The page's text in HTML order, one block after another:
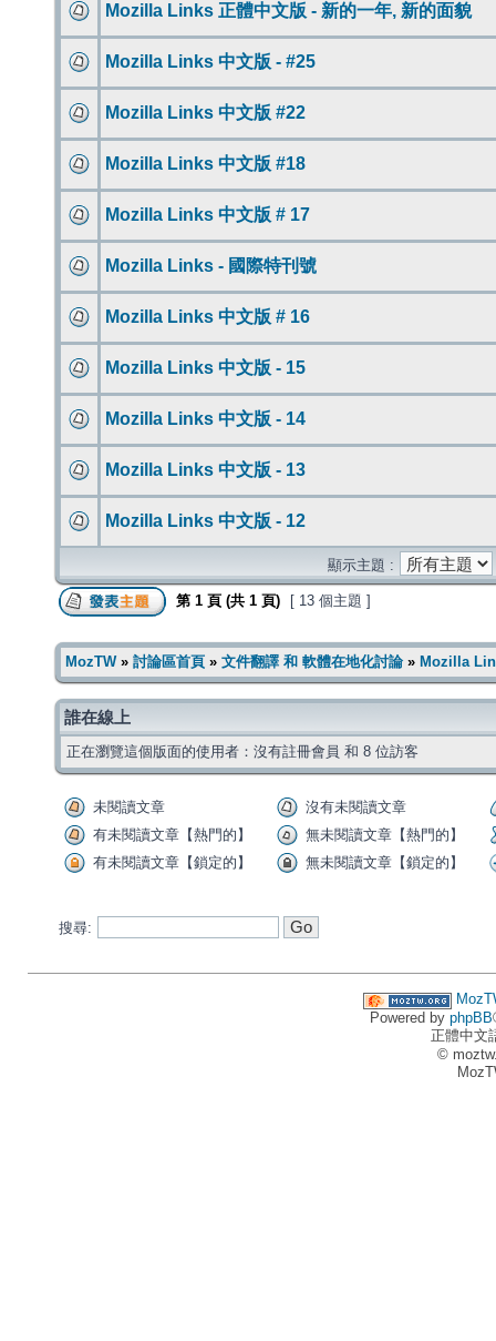
Mozilla Links 正體中文版 - 新的一年, 新的面貌
Mozilla Links 中文版 - #25
Mozilla Links 中文版 #22
Mozilla Links 中文版 #18
Mozilla Links 中文版 # 17
Mozilla Links - 國際特刊號
Mozilla Links 中文版 # 16
Mozilla Links 中文版 - 15
Mozilla Links 中文版 - 14
Mozilla Links 中文版 - 13
Mozilla Links 中文版 - 12
顯示主題 :
第 1 頁 (共 1 頁) [ 13 個主題 ]
MozTW» 討論區首頁 » 文件翻譯 和 軟體在地化討論 » Mozilla
誰在線上
正在瀏覽這個版面的使用者：沒有註冊會員 和 8 位訪客
未閱讀文章
沒有未閱讀文章
有未閱讀文章【熱門的】
無未閱讀文章【熱門的】
有未閱讀文章【鎖定的】
無未閱讀文章【鎖定的】
搜尋:
Powered by phpBB
正體中文
©